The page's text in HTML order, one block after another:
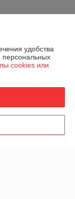
удобства
персональных
cookies или